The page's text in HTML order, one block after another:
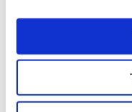
Mercury TEA
Mercury kuglehanen
håndtag, er produceret i